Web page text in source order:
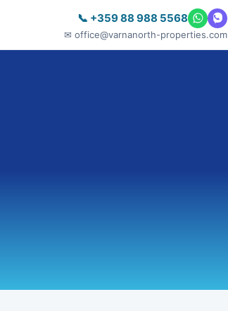
📞 +359 88 988 5568
✉ office@varnanorth-properties.com